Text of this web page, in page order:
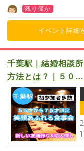
残り僅か
イベント詳細
千葉駅｜結婚相談
方法とは？｜５０…